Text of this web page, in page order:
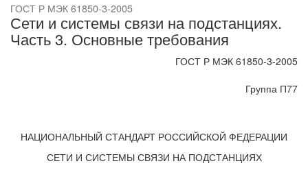
ГОСТ Р МЭК 61850-3-2005
Сети и системы связи на подстанциях.
Часть 3. Основные требования
ГОСТ Р МЭК 61850-3-2005
Группа П77
НАЦИОНАЛЬНЫЙ СТАНДАРТ РОССИЙСКОЙ ФЕДЕРАЦИИ
СЕТИ И СИСТЕМЫ СВЯЗИ НА ПОДСТАНЦИЯХ